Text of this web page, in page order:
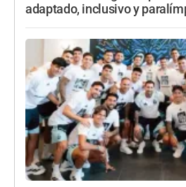
adaptado, inclusivo y